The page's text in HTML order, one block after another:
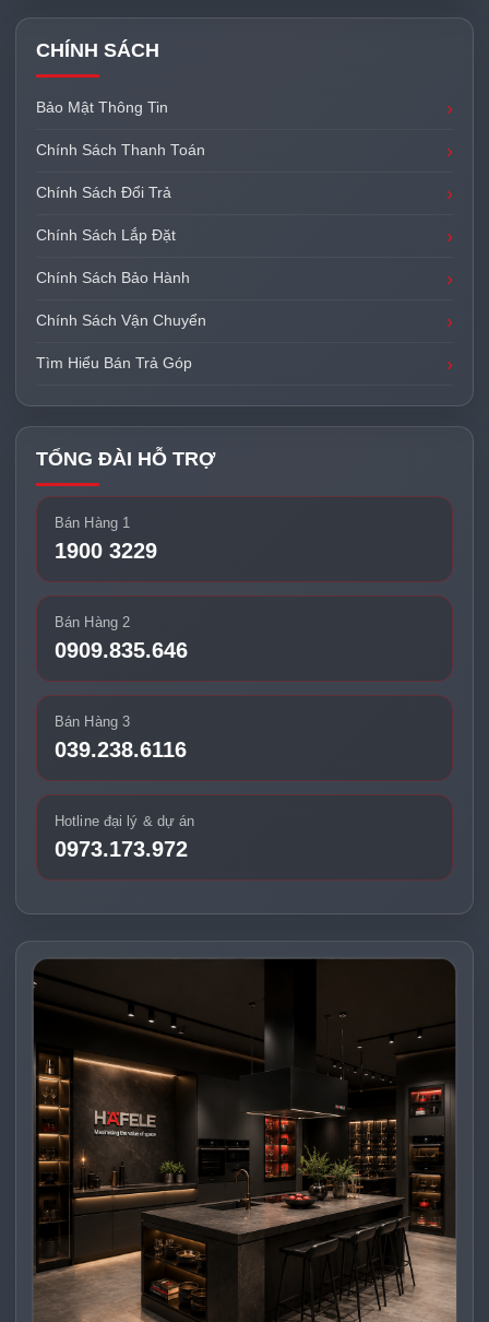
CHÍNH SÁCH
Bảo Mật Thông Tin
Chính Sách Thanh Toán
Chính Sách Đổi Trả
Chính Sách Lắp Đặt
Chính Sách Bảo Hành
Chính Sách Vận Chuyển
Tìm Hiểu Bán Trả Góp
TỔNG ĐÀI HỖ TRỢ
Bán Hàng 1
1900 3229
Bán Hàng 2
0909.835.646
Bán Hàng 3
039.238.6116
Hotline đại lý & dự án
0973.173.972